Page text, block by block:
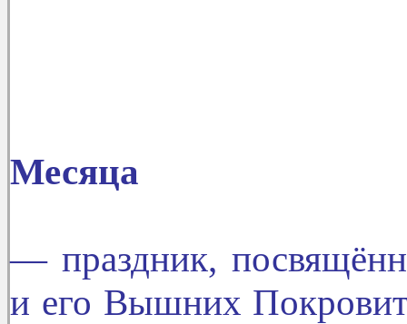
Месяца
— праздник,
и его Вышних